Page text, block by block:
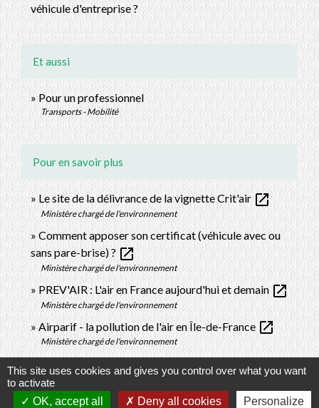
véhicule d'entreprise ?
Et aussi
Pour un professionnel
Transports - Mobilité
Pour en savoir plus
Le site de la délivrance de la vignette Crit'airopen_in_new
Ministère chargé de l'environnement
Comment apposer son certificat (véhicule avec ou
sans pare-brise) ?open_in_new
Ministère chargé de l'environnement
PREV'AIR : L'air en France aujourd'hui et demainopen_in_new
Ministère chargé de l'environnement
Airparif - la pollution de l'air en Île-de-Franceopen_in_new
Ministère chargé de l'environnement
Paris
Ville de Paris
This site uses cookies and gives you control over what you want
to activate
OK, accept all
Deny all cookies Personalize